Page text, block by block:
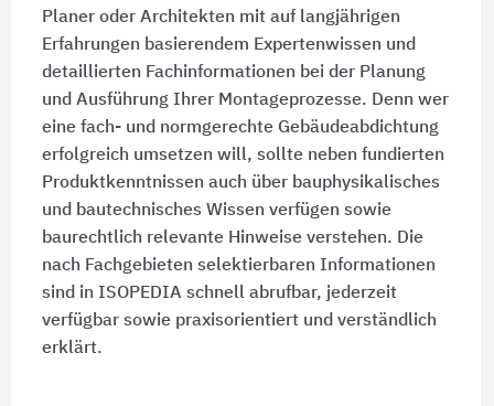
Planer oder Architekten mit auf langjährigen
Erfahrungen basierendem Expertenwissen und
detaillierten Fachinformationen bei der Planung
und Ausführung Ihrer Montageprozesse. Denn wer
eine fach- und normgerechte Gebäudeabdichtung
erfolgreich umsetzen will, sollte neben fundierten
Produktkenntnissen auch über bauphysikalisches
und bautechnisches Wissen verfügen sowie
baurechtlich relevante Hinweise verstehen. Die
nach Fachgebieten selektierbaren Informationen
sind in ISOPEDIA schnell abrufbar, jederzeit
verfügbar sowie praxisorientiert und verständlich
erklärt.